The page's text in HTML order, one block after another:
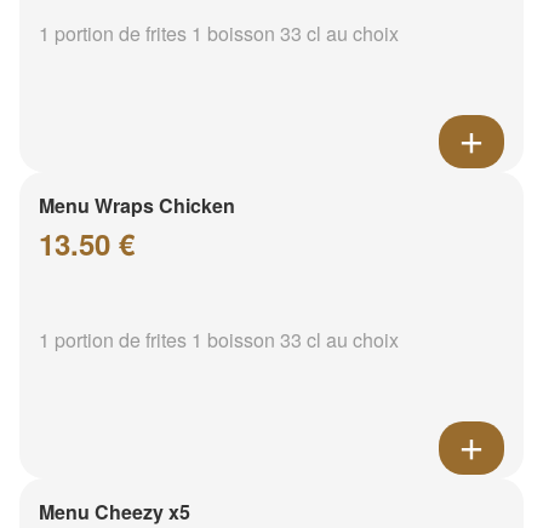
1 portion de frites 1 boisson 33 cl au choix
Menu Wraps Chicken
13.50 €
1 portion de frites 1 boisson 33 cl au choix
Menu Cheezy x5